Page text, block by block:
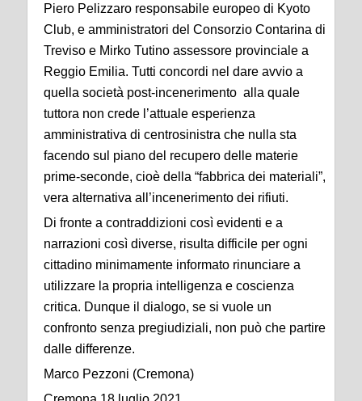
Piero Pelizzaro responsabile europeo di Kyoto
Club, e amministratori del Consorzio Contarina di
Treviso e Mirko Tutino assessore provinciale a
Reggio Emilia. Tutti concordi nel dare avvio a
quella società post-incenerimento alla quale
tuttora non crede l’attuale esperienza
amministrativa di centrosinistra che nulla sta
facendo sul piano del recupero delle materie
prime-seconde, cioè della “fabbrica dei materiali”,
vera alternativa all’incenerimento dei rifiuti.
Di fronte a contraddizioni così evidenti e a
narrazioni così diverse, risulta difficile per ogni
cittadino minimamente informato rinunciare a
utilizzare la propria intelligenza e coscienza
critica. Dunque il dialogo, se si vuole un
confronto senza pregiudiziali, non può che partire
dalle differenze.
Marco Pezzoni (Cremona)